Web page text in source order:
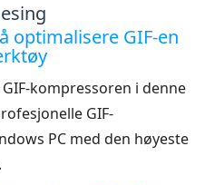
optimalisere GIF-en
kompressoren i denne
GIF-
PC med den høyeste